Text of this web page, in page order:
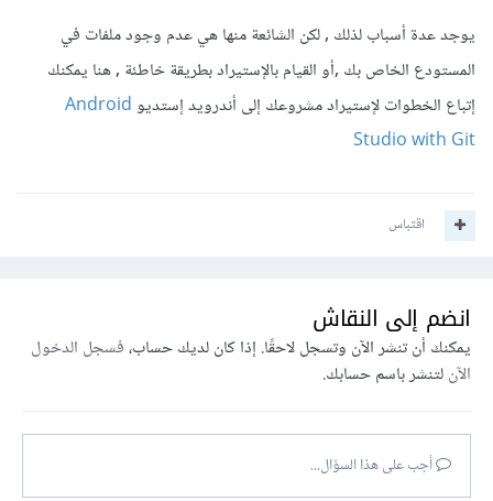
يوجد عدة أسباب لذلك , لكن الشائعة منها هي عدم وجود ملفات في
المستودع الخاص بك ,أو القيام بالإستيراد بطريقة خاطئة , هنا يمكنك
إتباع الخطوات لإستيراد مشروعك إلى أندرويد إستديوAndroid
Studio with Git
اقتباس
انضم إلى النقاش
يمكنك أن تنشر الآن وتسجل لاحقًا. إذا كان لديك حساب،فسجل الدخول
الآنلتنشر باسم حسابك.
أجب على هذا السؤال...